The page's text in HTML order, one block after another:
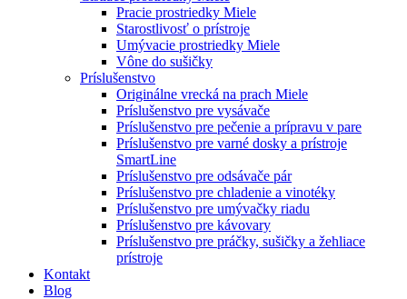
Pracie prostriedky Miele
Starostlivosť o prístroje
Umývacie prostriedky Miele
Vône do sušičky
Príslušenstvo
Originálne vrecká na prach Miele
Príslušenstvo pre vysávače
Príslušenstvo pre pečenie a prípravu v pare
Príslušenstvo pre varné dosky a prístroje
SmartLine
Príslušenstvo pre odsávače pár
Príslušenstvo pre chladenie a vinotéky
Príslušenstvo pre umývačky riadu
Príslušenstvo pre kávovary
Príslušenstvo pre práčky, sušičky a žehliace
prístroje
Kontakt
Blog